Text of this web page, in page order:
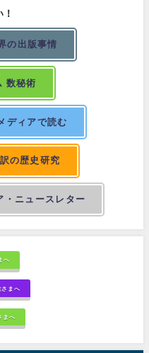
の出版事情
数秘術
ディアで読む
の歴史研究
・ニュースレター
へ
さまへ
まへ